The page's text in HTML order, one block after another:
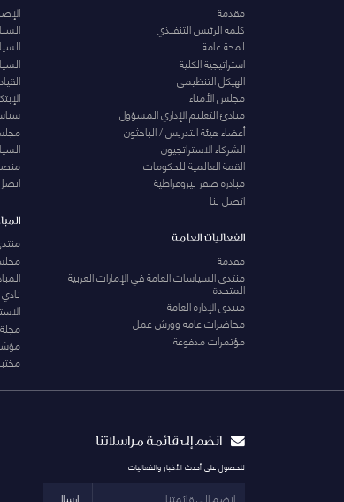
مقدمة
كلمة الرئيس التنفيذي
لمحة عامة
استراتيجية الكلية
الهيكل التنظيمي
مجلس الأمناء
مبادئ التعليم الإداري المسؤول
أعضاء هيئة التدريس / الباحثون
الشركاء الاستراتجيون
القمة العالمية للحكومات
مبادرة صفر بيروقراطية
اتصل بنا
الفعاليات العامة
مقدمة
منتدى السياسات العامة في الإمارات العربية
المتحدة
منتدى الإدارة العامة
محاضرات عامة وورش عمل
مؤتمرات مدفوعة
انضم إلى قائمة مراسلاتنا
للحصول على أحدث الأخبار والفعاليات